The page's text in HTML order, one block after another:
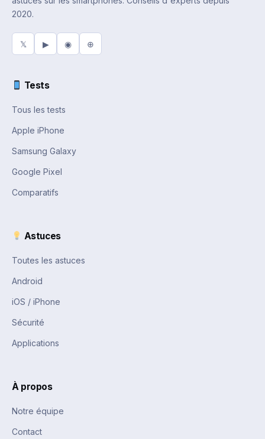
2020.
𝕏 ▶ ◉ ⊕
Tests
Tous les tests
Apple iPhone
Samsung Galaxy
Google Pixel
Comparatifs
Astuces
Toutes les astuces
Android
iOS / iPhone
Sécurité
Applications
À propos
Notre équipe
Contact